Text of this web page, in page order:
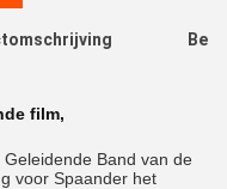
film,
Band van de
voor Spaander het